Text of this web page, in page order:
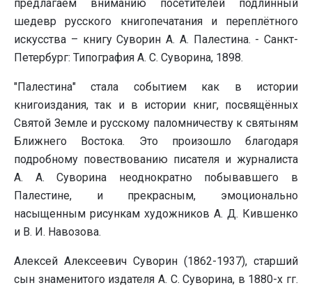
предлагаем вниманию посетителей подлинный
шедевр русского книгопечатания и переплётного
искусства – книгу Суворин А. А. Палестина. - Санкт-
Петербург: Типография А. С. Суворина, 1898.
"Палестина" стала событием как в истории
книгоиздания, так и в истории книг, посвящённых
Святой Земле и русскому паломничеству к святыням
Ближнего Востока. Это произошло благодаря
подробному повествованию писателя и журналиста
А. А. Суворина неоднократно побывавшего в
Палестине, и прекрасным, эмоционально
насыщенным рисункам художников А. Д. Кившенко
и В. И. Навозова.
Алексей Алексеевич Суворин (1862-1937), старший
сын знаменитого издателя А. С. Суворина, в 1880-х гг.